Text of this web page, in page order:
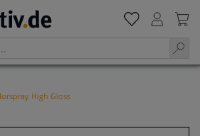
High Gloss